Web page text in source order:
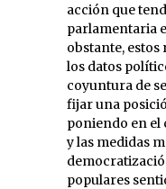
acción que
parlamentaria
obstante, estos
los datos
coyuntura de
fijar una
poniendo en el
y las medidas
populares